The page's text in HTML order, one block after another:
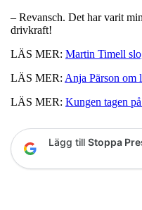
– Revansch. Det har varit
drivkraft!
LÄS MER: Martin Timell
LÄS MER: Anja Pärson om
LÄS MER: Kungen tagen
Lägg till Stoppa